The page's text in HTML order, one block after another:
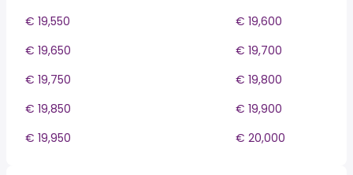
€ 19,550
€ 19,600
€ 19,650
€ 19,700
€ 19,750
€ 19,800
€ 19,850
€ 19,900
€ 19,950
€ 20,000